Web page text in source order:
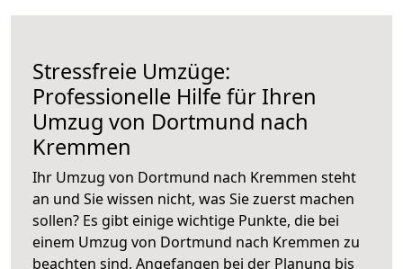
Stressfreie Umzüge:
Professionelle Hilfe für Ihren
Umzug von Dortmund nach
Kremmen
Ihr Umzug von Dortmund nach Kremmen steht
an und Sie wissen nicht, was Sie zuerst machen
sollen? Es gibt einige wichtige Punkte, die bei
einem Umzug von Dortmund nach Kremmen zu
beachten sind. Angefangen bei der Planung bis